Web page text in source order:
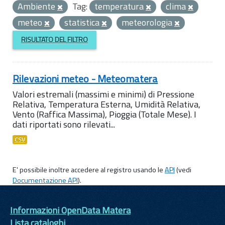
Ambiente
Tag: temperatura
clima
meteo
statistica meteorologia
RISULTATO DEL FILTRO
Rilevazioni meteo - Meteomatera
Valori estremali (massimi e minimi) di Pressione
Relativa, Temperatura Esterna, Umidità Relativa,
Vento (Raffica Massima), Pioggia (Totale Mese). I
dati riportati sono rilevati...
CSV
E' possibile inoltre accedere al registro usando leAPI(vedi
Documentazione API).
Informazioni OpenData Matera